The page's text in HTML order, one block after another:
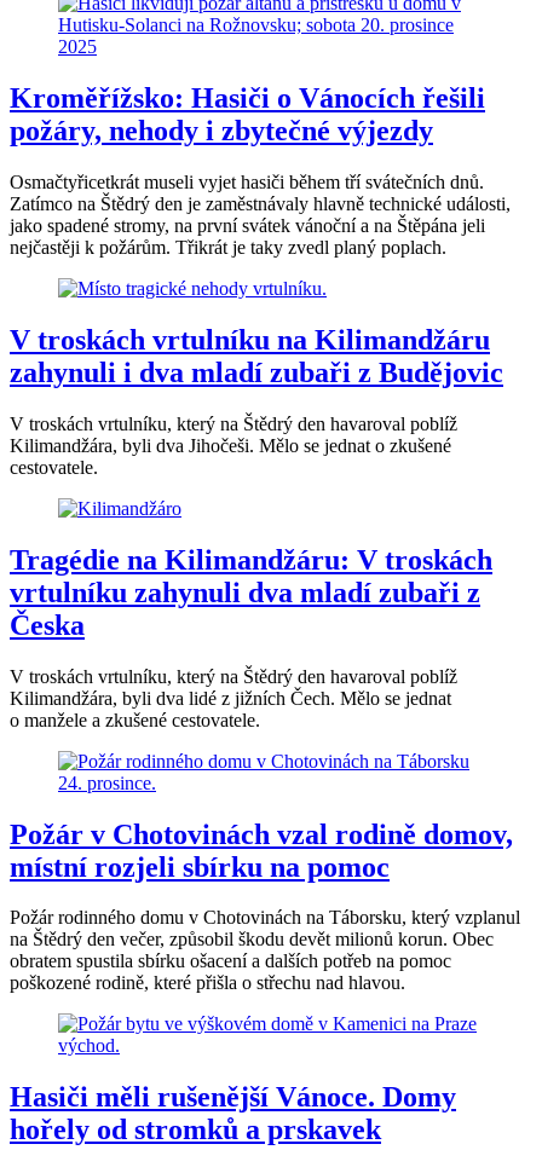
Kroměřížsko: Hasiči o Vánocích řešili
požáry, nehody i zbytečné výjezdy
Osmačtyřicetkrát museli vyjet hasiči během tří svátečních dnů.
Zatímco na Štědrý den je zaměstnávaly hlavně technické události,
jako spadené stromy, na první svátek vánoční a na Štěpána jeli
nejčastěji k požárům. Třikrát je taky zvedl planý poplach.
V troskách vrtulníku na Kilimandžáru
zahynuli i dva mladí zubaři z Budějovic
V troskách vrtulníku, který na Štědrý den havaroval poblíž
Kilimandžára, byli dva Jihočeši. Mělo se jednat o zkušené
cestovatele.
Tragédie na Kilimandžáru: V troskách
vrtulníku zahynuli dva mladí zubaři z
Česka
V troskách vrtulníku, který na Štědrý den havaroval poblíž
Kilimandžára, byli dva lidé z jižních Čech. Mělo se jednat
o manžele a zkušené cestovatele.
Požár v Chotovinách vzal rodině domov,
místní rozjeli sbírku na pomoc
Požár rodinného domu v Chotovinách na Táborsku, který vzplanul
na Štědrý den večer, způsobil škodu devět milionů korun. Obec
obratem spustila sbírku ošacení a dalších potřeb na pomoc
poškozené rodině, které přišla o střechu nad hlavou.
Hasiči měli rušenější Vánoce. Domy
hořely od stromků a prskavek